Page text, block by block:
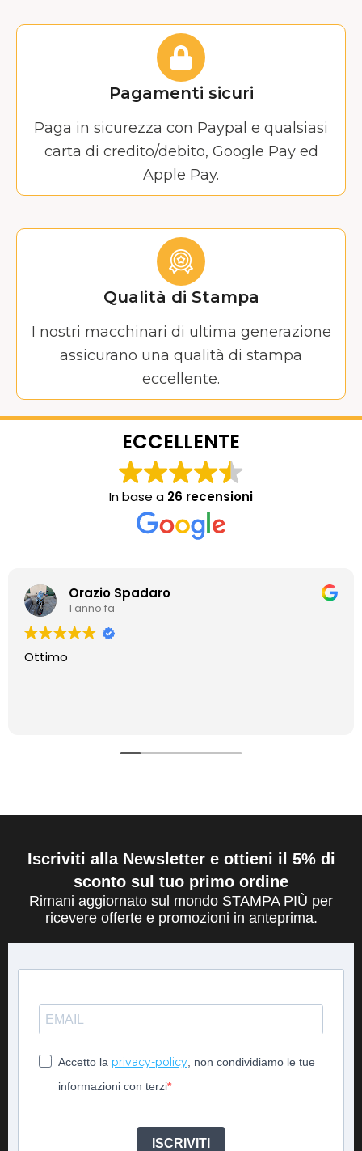
Pagamenti sicuri
Paga in sicurezza con Paypal e qualsiasi
carta di credito/debito, Google Pay ed
Apple Pay.
Qualità di Stampa
I nostri macchinari di ultima generazione
assicurano una qualità di stampa
eccellente.
ECCELLENTE
In base a 26 recensioni
Orazio Spadaro
1 anno fa
Ottimo
Iscriviti alla Newsletter e ottieni il 5% di
sconto sul tuo primo ordine
Rimani aggiornato sul mondo STAMPA PIÙ per
ricevere offerte e promozioni in anteprima.
Accetto la privacy-policy, non condividiamo le tue
informazioni con terzi
ISCRIVITI